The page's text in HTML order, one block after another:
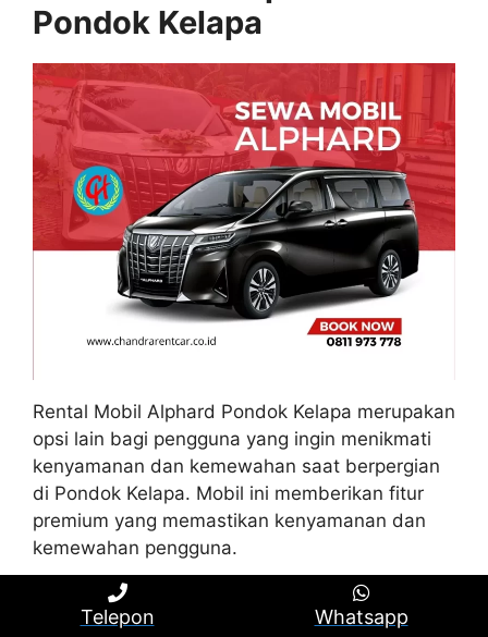
Pondok Kelapa
Rental Mobil Alphard Pondok Kelapa merupakan
opsi lain bagi pengguna yang ingin menikmati
kenyamanan dan kemewahan saat berpergian
di Pondok Kelapa. Mobil ini memberikan fitur
premium yang memastikan kenyamanan dan
kemewahan pengguna.
Interior yang luas dan elegan, dilengkapi
dengan kursi kulit dan fitur entertainment yang
Telepon Whatsapp